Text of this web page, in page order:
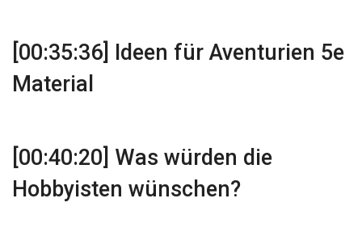
[00:35:36] Ideen für Aventurien 5e
Material
[00:40:20] Was würden die
Hobbyisten wünschen?